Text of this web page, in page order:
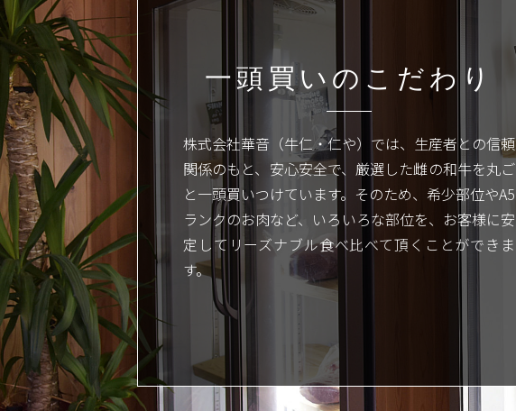
一頭買いのこだわり
株式会社華音（牛仁・仁や）では、生産者との信頼
関係のもと、安心安全で、厳選した雌の和牛を丸ご
と一頭買いつけています。そのため、希少部位やA5
ランクのお肉など、いろいろな部位を、お客様に安
定してリーズナブル食べ比べて頂くことができま
す。